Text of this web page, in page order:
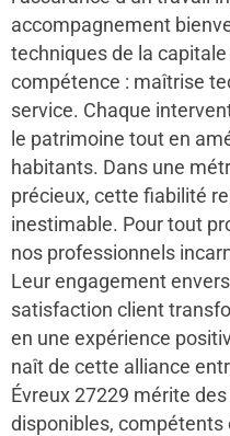
accompagnement
techniques de la
compétence : maîtrise
service. Chaque
le patrimoine tout en
habitants. Dans une
précieux, cette fiabilité
inestimable. Pour tout
nos professionnels
Leur engagement
satisfaction client
en une expérience
naît de cette alliance
Évreux 27229 mérite
disponibles, compétents